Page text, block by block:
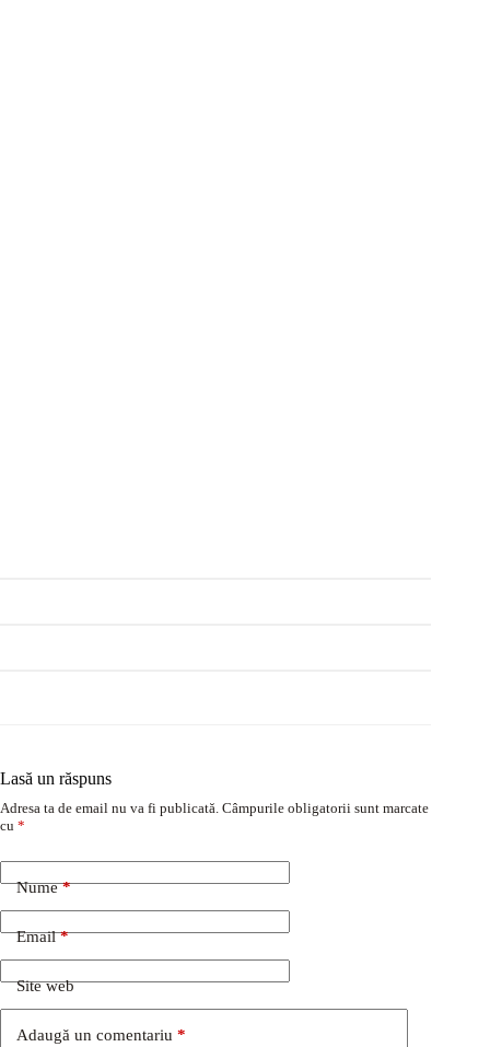
Lasă un răspuns
Adresa ta de email nu va fi publicată. Câmpurile obligatorii sunt marcate
cu *
Nume*
Email*
Site web
Adaugă un comentariu *